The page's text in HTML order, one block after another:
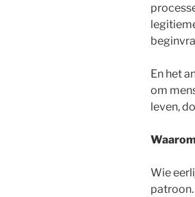
En het
om
leven,
Wie